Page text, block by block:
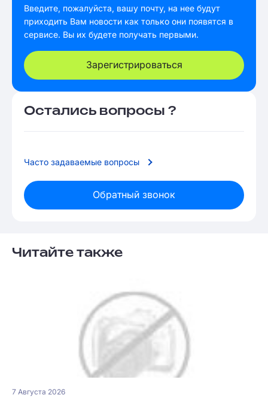
Введите, пожалуйста, вашу почту, на нее будут
приходить Вам новости как только они появятся в
сервисе. Вы их будете получать первыми.
Зарегистрироваться
Остались вопросы ?
Часто задаваемые вопросы
Обратный звонок
Читайте также
7 Августа 2026